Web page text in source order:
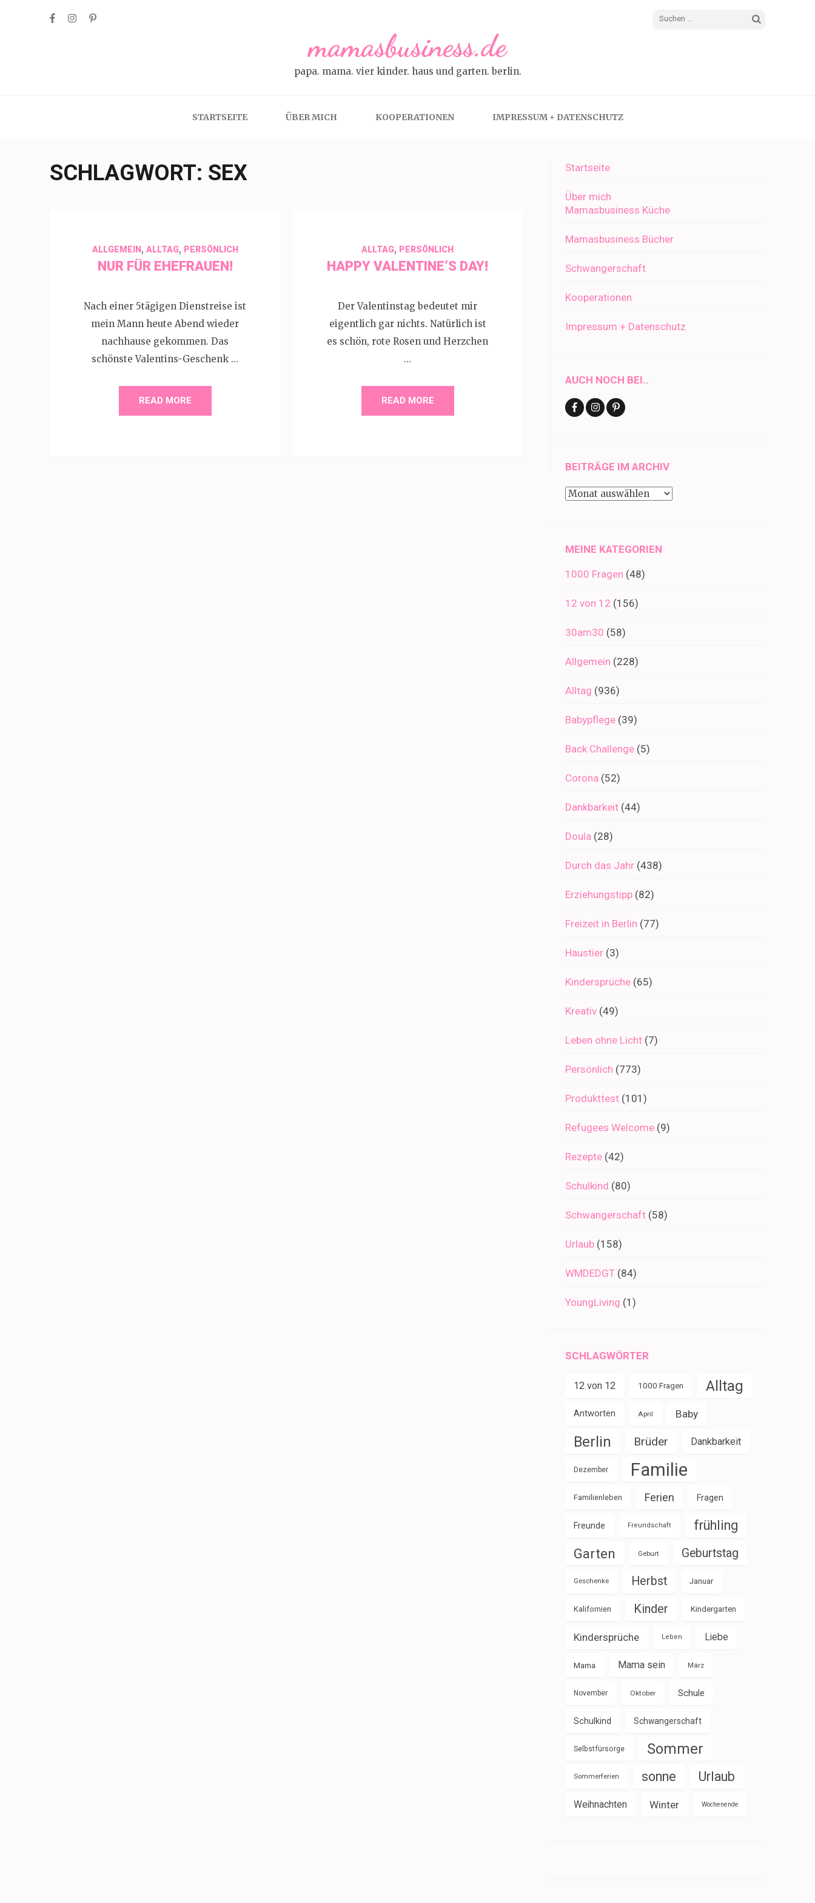
Suchen
mamasbusiness.de
papa. mama. vier kinder. haus und garten. berlin.
STARTSEITE ÜBER MICH KOOPERATIONEN IMPRESSUM + DATENSCHUTZ
SCHLAGWORT: SEX
ALLGEMEIN, ALLTAG, PERSÖNLICH
NUR FÜR EHEFRAUEN!
Nach einer 5tägigen Dienstreise ist
mein Mann heute Abend wieder
nachhause gekommen. Das
schönste Valentins-Geschenk …
READ MORE
ALLTAG, PERSÖNLICH
HAPPY VALENTINE’S DAY!
Der Valentinstag bedeutet mir
eigentlich gar nichts. Natürlich ist
es schön, rote Rosen und Herzchen
…
READ MORE
Startseite
Über mich
Mamasbusiness Küche
Mamasbusiness Bücher
Schwangerschaft
Kooperationen
Impressum + Datenschutz
AUCH NOCH BEI..
BEITRÄGE IM ARCHIV
Beiträge
MEINE KATEGORIEN
1000 Fragen (48)
12 von 12 (156)
30am30 (58)
Allgemein (228)
Alltag (936)
Babypflege (39)
Back Challenge (5)
Corona (52)
Dankbarkeit (44)
Doula (28)
Durch das Jahr (438)
Erziehungstipp (82)
Freizeit in Berlin (77)
Haustier (3)
Kindersprüche (65)
Kreativ (49)
Leben ohne Licht (7)
Persönlich (773)
Produkttest (101)
Refugees Welcome (9)
Rezepte (42)
Schulkind (80)
Schwangerschaft (58)
Urlaub (158)
WMDEDGT (84)
YoungLiving (1)
SCHLAGWÖRTER
12 von 12 1000 Fragen Alltag
Antworten April Baby
Berlin Brüder Dankbarkeit
Dezember Familie
Familienleben Ferien Fragen
Freunde Freundschaft frühling
Garten Geburt Geburtstag
Geschenke Herbst Januar
Kalifornien Kinder Kindergarten
Kindersprüche Leben Liebe
Mama Mama sein März
November Oktober Schule
Schulkind Schwangerschaft
Selbstfürsorge Sommer
Sommerferien sonne Urlaub
Weihnachten Winter Wochenende